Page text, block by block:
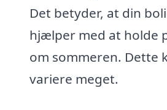
Det betyder, at din
hjælper med at holde
om sommeren. Dette
variere meget.